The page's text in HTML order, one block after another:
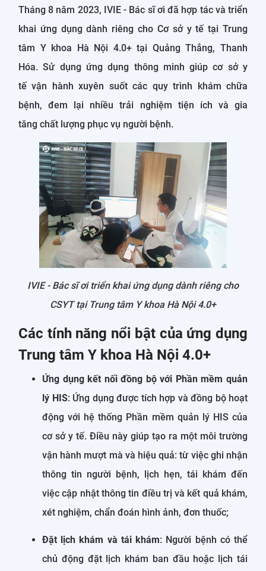
Tháng 8 năm 2023, IVIE - Bác sĩ ơi đã hợp tác và triển
khai ứng dụng dành riêng cho Cơ sở y tế tại Trung
tâm Y khoa Hà Nội 4.0+ tại Quảng Thắng, Thanh
Hóa. Sử dụng ứng dụng thông minh giúp cơ sở y
tế vận hành xuyên suốt các quy trình khám chữa
bệnh, đem lại nhiều trải nghiệm tiện ích và gia
tăng chất lượng phục vụ người bệnh.
IVIE - Bác sĩ ơi triển khai ứng dụng dành riêng cho
CSYT tại Trung tâm Y khoa Hà Nội 4.0+
Các tính năng nổi bật của ứng dụng
Trung tâm Y khoa Hà Nội 4.0+
Ứng dụng kết nối đồng bộ với Phần mềm quản
lý HIS: Ứng dụng được tích hợp và đồng bộ hoạt
động với hệ thống Phần mềm quản lý HIS của
cơ sở y tế. Điều này giúp tạo ra một môi trường
vận hành mượt mà và hiệu quả: từ việc ghi nhận
thông tin người bệnh, lịch hẹn, tái khám đến
việc cập nhật thông tin điều trị và kết quả khám,
xét nghiệm, chẩn đoán hình ảnh, đơn thuốc;
Đặt lịch khám và tái khám: Người bệnh có thể
chủ động đặt lịch khám ban đầu hoặc lịch tái